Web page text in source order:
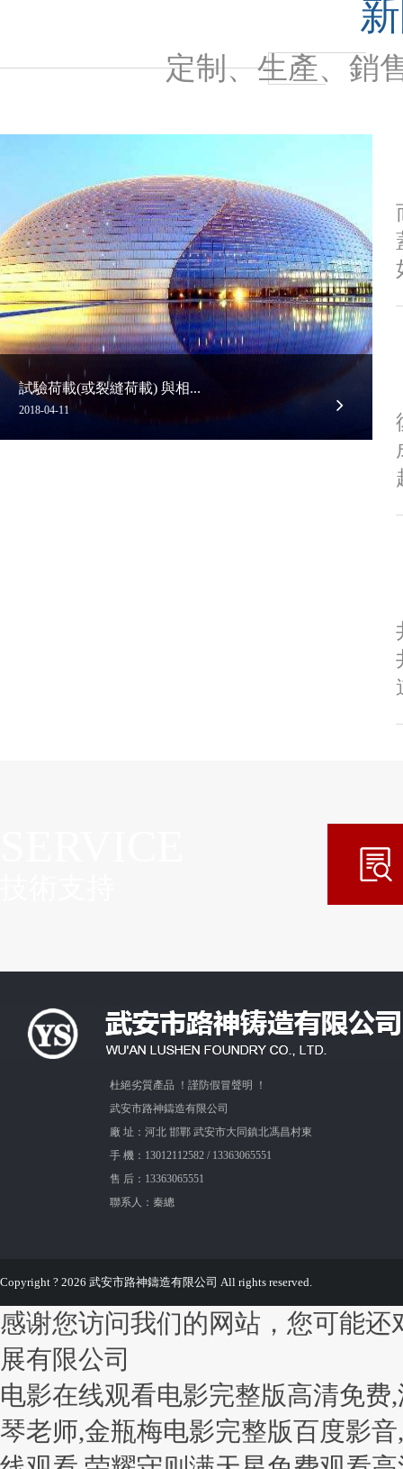
定制、生產、銷
試驗荷載(或裂縫荷載) 與相...
2018-04-11
杜絕劣質產品 ！謹防假冒聲明 ！
武安市路神鑄造有限公司
廠 址：河北 邯鄲 武安市大同鎮北馮昌村東
手 機：13012112582 / 13363065551
售 后：13363065551
聯系人：秦總
Copyright ? 2026 武安市路神鑄造有限公司 All rights reserved.
感谢您访问我们的网站，您可能
展有限公司
电影在线观看电影完整版高清免
琴老师,金瓶梅电影完整版百度影